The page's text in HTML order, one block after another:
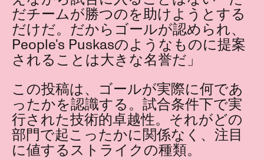
だチームが勝つのを助けようとする
だけだ。だからゴールが認められ、
People's Puskasのようなものに提案
されることは大きな名誉だ」
この投稿は、ゴールが実際に何であ
ったかを認識する。試合条件下で実
行された技術的卓越性。それがどの
部門で起こったかに関係なく、注目
に値するストライクの種類。